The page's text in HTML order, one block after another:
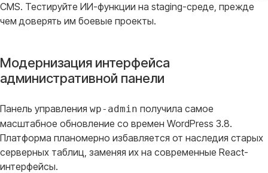
CMS. Тестируйте ИИ-функции на staging-среде, прежде
чем доверять им боевые проекты.
Модернизация интерфейса
административной панели
Панель управления wp-admin получила самое
масштабное обновление со времен WordPress 3.8.
Платформа планомерно избавляется от наследия старых
серверных таблиц, заменяя их на современные React-
интерфейсы.